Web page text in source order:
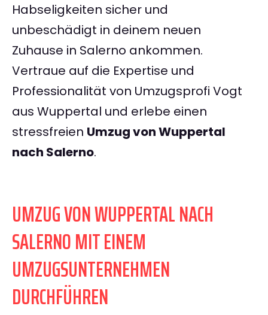
Habseligkeiten sicher und
unbeschädigt in deinem neuen
Zuhause in Salerno ankommen.
Vertraue auf die Expertise und
Professionalität von Umzugsprofi Vogt
aus Wuppertal und erlebe einen
stressfreien Umzug von Wuppertal
nach Salerno.
UMZUG VON WUPPERTAL NACH
SALERNO MIT EINEM
UMZUGSUNTERNEHMEN
DURCHFÜHREN